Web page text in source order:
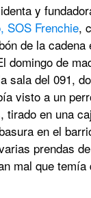
y
SOS Frenchie,
de la cadena
domingo de
sala del 091,
visto a un
tirado en una
en el
prendas
mal que temía